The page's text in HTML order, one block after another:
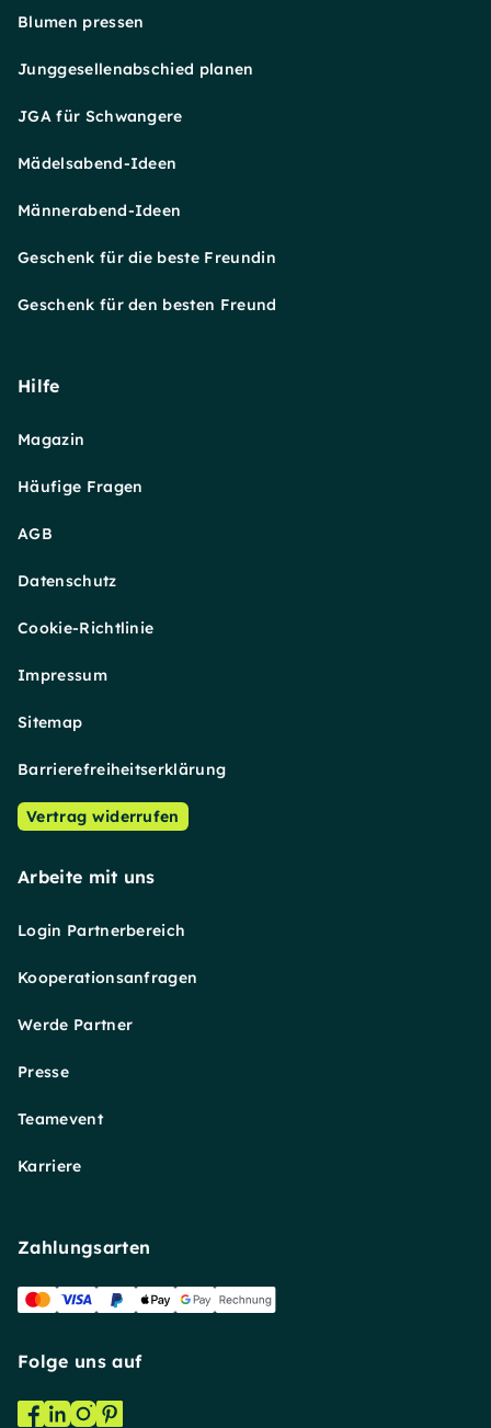
Blumen pressen
Junggesellenabschied planen
JGA für Schwangere
Mädelsabend-Ideen
Männerabend-Ideen
Geschenk für die beste Freundin
Geschenk für den besten Freund
Hilfe
Magazin
Häufige Fragen
AGB
Datenschutz
Cookie-Richtlinie
Impressum
Sitemap
Barrierefreiheitserklärung
Vertrag widerrufen
Arbeite mit uns
Login Partnerbereich
Kooperationsanfragen
Werde Partner
Presse
Teamevent
Karriere
Zahlungsarten
Folge uns auf